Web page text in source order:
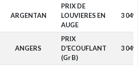
ARGENTAN
PRIX DE
LOUVIERES EN
AUGE
3 049
ANGERS
PRIX
D'ECOUFLANT
(Gr B)
3 049